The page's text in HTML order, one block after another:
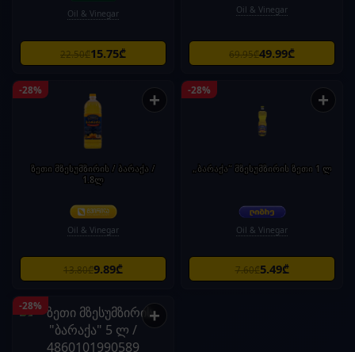
Oil & Vinegar
22.50₾15.75₾
Oil & Vinegar
69.95₾49.99₾
-28% +
ზეთი მზესუმზირის / ბარაქა /
1.8ლ
Oil & Vinegar
13.80₾9.89₾
-28% +
„ბარაქა“ მზესუმზირის ზეთი 1 ლ
Oil & Vinegar
7.60₾5.49₾
-28% +